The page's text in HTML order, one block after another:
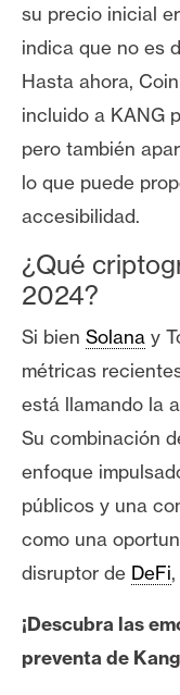
su precio inicial
indica que no es
Hasta ahora,
incluido a KANG
pero también
lo que puede
accesibilidad.
¿Qué
2024?
Si bien Solana y
métricas
está llamando la
Su combinación
enfoque
públicos y una
como una
disruptor de DeFi
¡Descubra las
preventa de